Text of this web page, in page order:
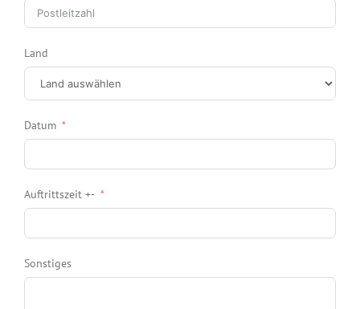
Land
Datum
Auftrittszeit +-
Sonstiges